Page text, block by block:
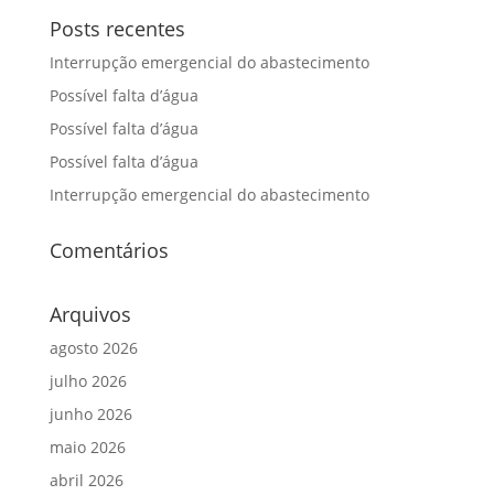
Posts recentes
Interrupção emergencial do abastecimento
Possível falta d’água
Possível falta d’água
Possível falta d’água
Interrupção emergencial do abastecimento
Comentários
Arquivos
agosto 2026
julho 2026
junho 2026
maio 2026
abril 2026